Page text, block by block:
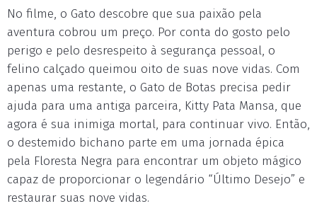
No filme, o Gato descobre que sua paixão pela
aventura cobrou um preço. Por conta do gosto pelo
perigo e pelo desrespeito à segurança pessoal, o
felino calçado queimou oito de suas nove vidas. Com
apenas uma restante, o Gato de Botas precisa pedir
ajuda para uma antiga parceira, Kitty Pata Mansa, que
agora é sua inimiga mortal, para continuar vivo. Então,
o destemido bichano parte em uma jornada épica
pela Floresta Negra para encontrar um objeto mágico
capaz de proporcionar o legendário “Último Desejo” e
restaurar suas nove vidas.